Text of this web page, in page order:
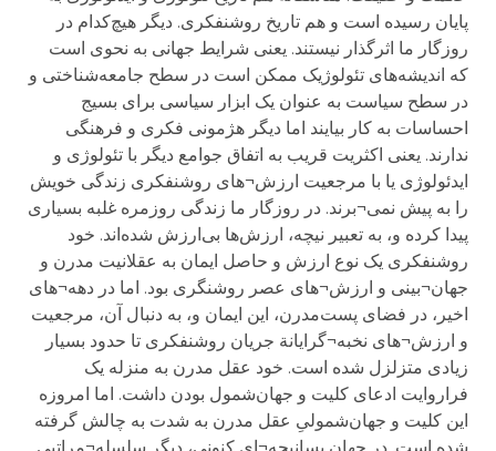
پایان رسیده است و هم تاریخ روشنفکری. دیگر هیچ‌کدام در
روزگار ما اثرگذار نیستند. یعنی شرایط جهانی به نحوی است
که اندیشه‌های تئولوژیک ممکن است در سطح جامعه‌شناختی و
در سطح سیاست به عنوان یک ابزار سیاسی برای بسیج
احساسات به کار بیایند اما دیگر هژمونی فکری و فرهنگی
ندارند. یعنی اکثریت قریب به اتفاق جوامع دیگر با تئولوژی و
ایدئولوژی یا با مرجعیت ارزش¬های روشنفکری زندگی خویش
را به پیش نمی¬برند. در روزگار ما زندگی روزمره غلبه بسیاری
پیدا کرده و، به تعبیر نیچه، ارزش‌ها بی‌ارزش شده‌اند. خود
روشنفکری یک نوع ارزش و حاصل ایمان به عقلانیت مدرن و
جهان¬بینی و ارزش¬های عصر روشنگری بود. اما در دهه¬های
اخیر، در فضای پست‌مدرن، این ایمان و، به دنبال آن، مرجعیت
و ارزش¬های نخبه¬گرایانة جریان روشنفکری تا حدود بسیار
زیادی متزلزل شده است. خود عقل مدرن به منزله یک
فراروایت ادعای کلیت و جهان‌شمول بودن داشت. اما امروزه
این کلیت و جهان‌شمولیِ عقل مدرن به شدت به چالش گرفته
شده است. در جهان پسانیچه¬ای کنونی، دیگر سلسله¬مراتبی